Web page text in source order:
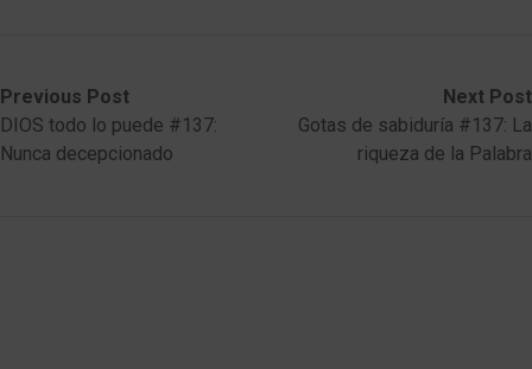
Post
navigation
Previous Post
Previous
post:
DIOS todo lo puede #137:
Nunca decepcionado
Next Post
Next
post:
Gotas de sabiduría #137: La
riqueza de la Palabra